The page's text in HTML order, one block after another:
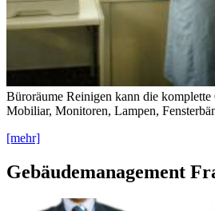
Büroräume Reinigen kann die
Mobiliar, Monitoren, Lampen,
[mehr]
Gebäudemanagement